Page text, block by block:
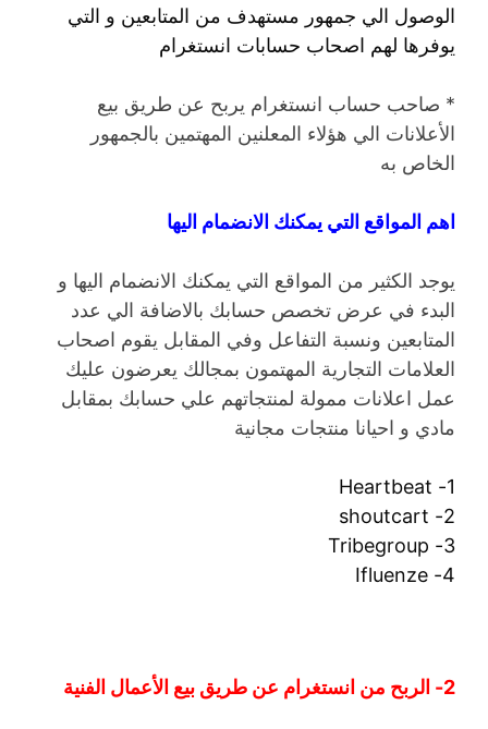
الوصول الي جمهور مستهدف من المتابعين و التي
يوفرها لهم اصحاب حسابات انستغرام
* صاحب حساب انستغرام يربح عن طريق بيع
الأعلانات الي هؤلاء المعلنين المهتمين بالجمهور
الخاص به
اهم المواقع التي يمكنك الانضمام اليها
يوجد الكثير من المواقع التي يمكنك الانضمام اليها و
البدء في عرض تخصص حسابك بالاضافة الي عدد
المتابعين ونسبة التفاعل وفي المقابل يقوم اصحاب
العلامات التجارية المهتمون بمجالك يعرضون عليك
عمل اعلانات ممولة لمنتجاتهم علي حسابك بمقابل
مادي و احيانا منتجات مجانية